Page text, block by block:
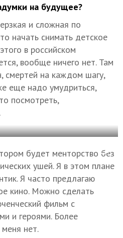
на будущее?
и сложная по
начать снимать детское
в российском
вообще ничего нет. Там
на каждом шагу,
еще надо умудриться,
посмотреть,
будет менторство без
ушей. Я в этом плане
Я часто предлагаю
кино. Можно сделать
фильм с
и героями. Более
нет.